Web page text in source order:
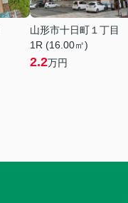
山形市十日町１丁目
1R (16.00㎡)
2.2万円